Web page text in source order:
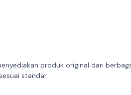
produk original dari
standar.